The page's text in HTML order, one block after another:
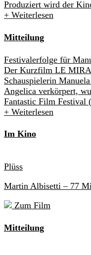
Produziert wird der
+ Weiterlesen
Mitteilung
Festivalerfolge für
Der Kurzfilm LE
Schauspielerin
Angelica verkörpert,
Fantastic Film
+ Weiterlesen
Im Kino
Plüss
Martin Albisetti – 77
Zum Film
Mitteilung